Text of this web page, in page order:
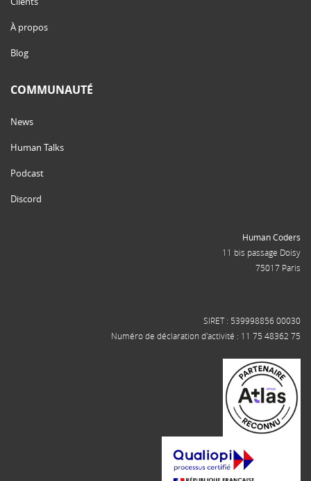
À propos
Blog
COMMUNAUTÉ
News
Human Talks
Podcast
Discord
Human Coders
11 bis passage Doisy
75017 Paris
SIRET : 539998856 00030
Numéro de déclaration d'activité : 11 75 48362 75